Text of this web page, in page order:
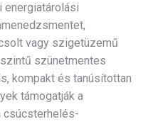
energiatárolási
vagy szigetüzemű
szünetmentes
kompakt és tanúsítottan
támogatják a
csúcsterhelés-